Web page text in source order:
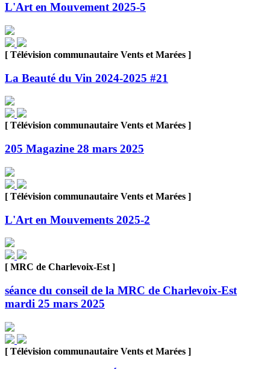
L'Art en Mouvement 2025-5
[ Télévision communautaire Vents et Marées ]
La Beauté du Vin 2024-2025 #21
[ Télévision communautaire Vents et Marées ]
205 Magazine 28 mars 2025
[ Télévision communautaire Vents et Marées ]
L'Art en Mouvements 2025-2
[ MRC de Charlevoix-Est ]
séance du conseil de la MRC de Charlevoix-Est
mardi 25 mars 2025
[ Télévision communautaire Vents et Marées ]